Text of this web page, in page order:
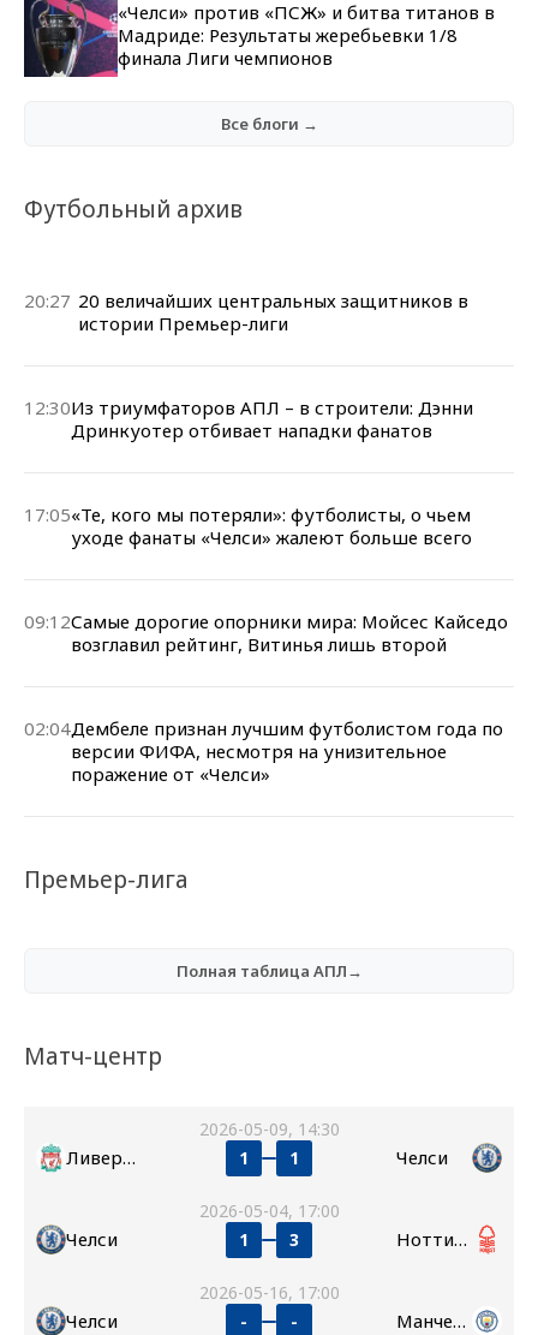
«Челси» против «ПСЖ» и битва титанов в
Мадриде: Результаты жеребьевки 1/8
финала Лиги чемпионов
Все блоги →
Футбольный архив
20:27 20 величайших центральных защитников в
истории Премьер-лиги
12:30Из триумфаторов АПЛ – в строители: Дэнни
Дринкуотер отбивает нападки фанатов
17:05«Те, кого мы потеряли»: футболисты, о чьем
уходе фанаты «Челси» жалеют больше всего
09:12Самые дорогие опорники мира: Мойсес Кайседо
возглавил рейтинг, Витинья лишь второй
02:04Дембеле признан лучшим футболистом года по
версии ФИФА, несмотря на унизительное
поражение от «Челси»
Премьер-лига
Полная таблица АПЛ→
Матч-центр
2026-05-09, 14:30
Ливерпуль 1 1 Челси
2026-05-04, 17:00
Челси 1 3 Ноттингем Форест
2026-05-16, 17:00
Челси - - Манчестер Сити